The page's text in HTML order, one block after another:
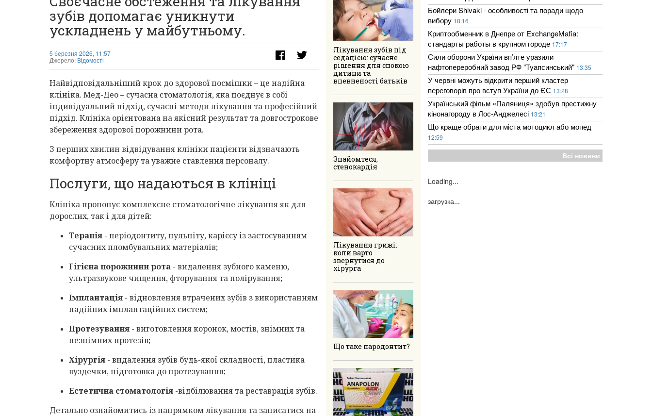
зубів допомагає уникнути
ускладнень у майбутньому.
5 березня 2026, 11:57
Джерело: Відомості
Найвідповідальніший крок до здорової посмішки – це надійна
клініка. Мед-Део – сучасна стоматологія, яка поєднує в собі
індивідуальний підхід, сучасні методи лікування та професійний
підхід. Клініка орієнтована на якісний результат та довгострокове
збереження здорової порожнини рота.
З перших хвилин відвідування клініки пацієнти відзначають
комфортну атмосферу та уважне ставлення персоналу.
Послуги, що надаються в клініці
Клініка пропонує комплексне стоматологічне лікування як для
дорослих, так і для дітей:
Терапія - періодонтиту, пульпіту, карієсу із застосуванням
сучасних пломбувальних матеріалів;
Гігієна порожнини рота - видалення зубного каменю,
ультразвукове чищення, фторування та полірування;
Імплантація - відновлення втрачених зубів з використанням
надійних імплантаційних систем;
Протезування - виготовлення коронок, мостів, знімних та
незнімних протезів;
Хірургія - видалення зубів будь-якої складності, пластика
вуздечки, підготовка до протезування;
Естетична стоматологія -відбілювання та реставрація зубів.
Детально ознайомитись із напрямком лікування та записатися на
Лікування зубів під
седацією: сучасне
рішення для спокою
дитини та
впевненості батьків
Знайомтеся,
стенокардія
Лікування грижі:
коли варто
звернутися до
хірурга
Що таке пародонтит?
Бойлери Shivaki - особливості та поради щодо
вибору 18:16
Криптообменник в Днепре от ExchangeMafia:
стандарты работы в крупном городе 17:17
Сили оборони України вп’яте уразили
нафтопереробний завод РФ "Туапсинський" 13:35
У червні можуть відкрити перший кластер
переговорів про вступ України до ЄС 13:28
Український фільм «Паляниця» здобув престижну
кінонагороду в Лос-Анджелесі 13:21
Що краще обрати для міста мотоцикл або мопед
12:59
Всі новини
Loading...
загрузка...